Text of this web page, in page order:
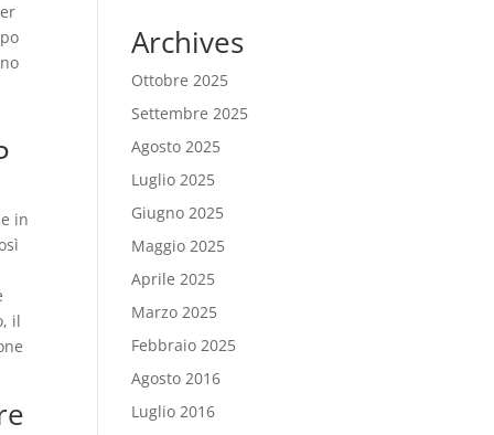
in
il
Archives
Ottobre 2025
Settembre 2025
Agosto 2025
Luglio 2025
Giugno 2025
Maggio 2025
Aprile 2025
Marzo 2025
Febbraio 2025
Agosto 2016
Luglio 2016